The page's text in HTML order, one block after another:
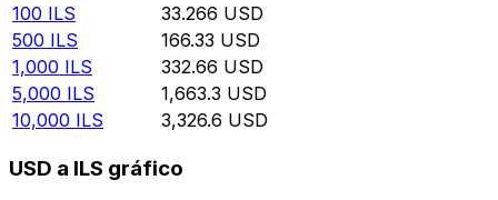
100 ILS 33.266 USD
500 ILS 166.33 USD
1,000 ILS 332.66 USD
5,000 ILS 1,663.3 USD
10,000 ILS 3,326.6 USD
USD a ILS gráfico